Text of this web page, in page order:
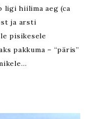
ligi hiilima aeg (ca
ja arsti
pisikesele
pakkuma – “päris”